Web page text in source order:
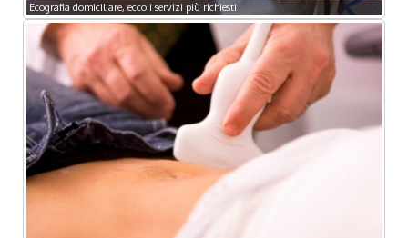
Ecografia domiciliare, ecco i servizi più richiesti